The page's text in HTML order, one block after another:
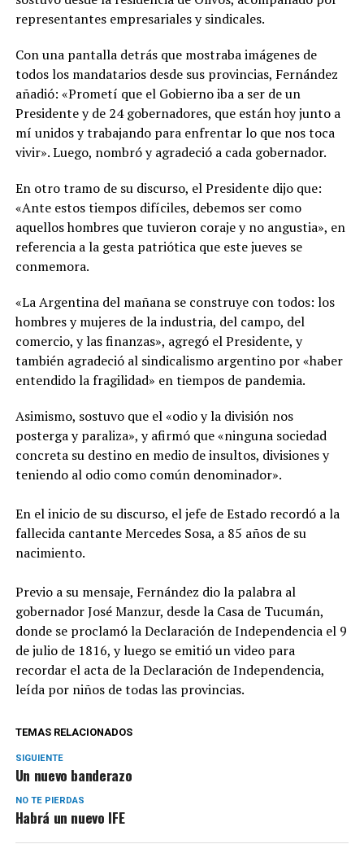
representantes empresariales y sindicales.
Con una pantalla detrás que mostraba imágenes de
todos los mandatarios desde sus provincias, Fernández
añadió: «Prometí que el Gobierno iba a ser de un
Presidente y de 24 gobernadores, que están hoy junto a
mí unidos y trabajando para enfrentar lo que nos toca
vivir». Luego, nombró y agradeció a cada gobernador.
En otro tramo de su discurso, el Presidente dijo que:
«Ante estos tiempos difíciles, debemos ser como
aquellos hombres que tuvieron coraje y no angustia», en
referencia a la gesta patriótica que este jueves se
conmemora.
«La Argentina del mañana se construye con todos: los
hombres y mujeres de la industria, del campo, del
comercio, y las finanzas», agregó el Presidente, y
también agradeció al sindicalismo argentino por «haber
entendido la fragilidad» en tiempos de pandemia.
Asimismo, sostuvo que el «odio y la división nos
posterga y paraliza», y afirmó que «ninguna sociedad
concreta su destino en medio de insultos, divisiones y
teniendo al odio como común denominador».
En el inicio de su discurso, el jefe de Estado recordó a la
fallecida cantante Mercedes Sosa, a 85 años de su
nacimiento.
Previo a su mensaje, Fernández dio la palabra al
gobernador José Manzur, desde la Casa de Tucumán,
donde se proclamó la Declaración de Independencia el 9
de julio de 1816, y luego se emitió un video para
recordar el acta de la Declaración de Independencia,
leída por niños de todas las provincias.
TEMAS RELACIONADOS
SIGUIENTE
Un nuevo banderazo
NO TE PIERDAS
Habrá un nuevo IFE